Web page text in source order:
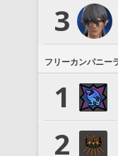
3
フリーカンパニー
1
2